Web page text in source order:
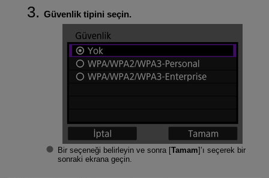
Güvenlik tipini seçin.
Bir seçeneği belirleyin ve sonra [Tamam]’ı seçerek bir
sonraki ekrana geçin.